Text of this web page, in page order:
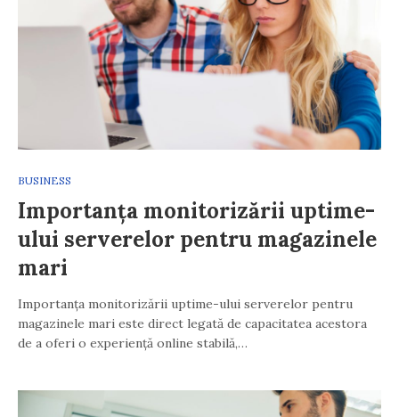
BUSINESS
Importanța monitorizării uptime-
ului serverelor pentru magazinele
mari
Importanța monitorizării uptime-ului serverelor pentru
magazinele mari este direct legată de capacitatea acestora
de a oferi o experiență online stabilă,…